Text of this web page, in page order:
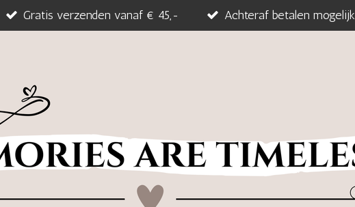
Gratis verzenden vanaf € 45,- Achteraf betalen mogelijk